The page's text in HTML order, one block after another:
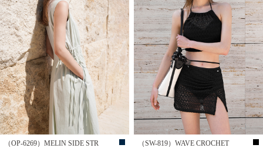
（OP-6269）MELIN SIDE STR
（SW-819）WAVE CROCHET